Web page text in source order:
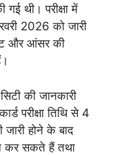
थी। परीक्षा में
2026 को जारी
और आंसर की
की जानकारी
परीक्षा तिथि से 4
होने के बाद
कर सकते हैं तथा